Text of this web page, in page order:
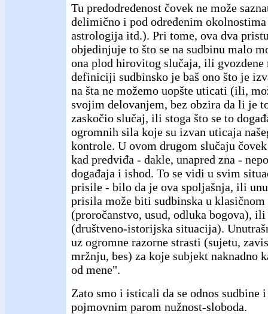
Tu predodređenost čovek ne može
delimično i pod određenim
astrologija itd.). Pri tome, ova dva
objedinjuje to što se na sudbinu malo
ona plod hirovitog slučaja, ili gvozdene
definiciji sudbinsko je baš ono što je
na šta ne možemo uopšte uticati (ili,
svojim delovanjem, bez obzira da li je
zaskočio slučaj, ili stoga što se to
ogromnih sila koje su izvan uticaja
kontrole. U ovom drugom slučaju
kad predviđa - dakle, unapred zna -
događaja i ishod. To se vidi u svim
prisile - bilo da je ova spoljašnja, ili
prisila može biti sudbinska u
(proročanstvo, usud, odluka bogova), ili
(društveno-istorijska situacija).
uz ogromne razorne strasti (sujetu,
mržnju, bes) za koje subjekt naknadno
od mene".
Zato smo i isticali da se odnos sudbine
pojmovnim parom nužnost-sloboda.